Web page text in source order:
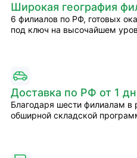
Широкая география
6 филиалов по РФ, готовых
под ключ на высочайшем
Доставка по РФ от 1
Благодаря шести филиалам в
обширной складской